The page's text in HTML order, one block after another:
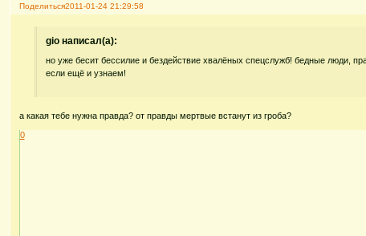
Поделиться2011-01-24 21:29:58
gio написал(а):
но уже бесит бессилие и бездействие хвалёных спецслужб! бедные люди,
если ещё и узнаем!
а какая тебе нужна правда? от правды мертвые встанут из гроба?
0